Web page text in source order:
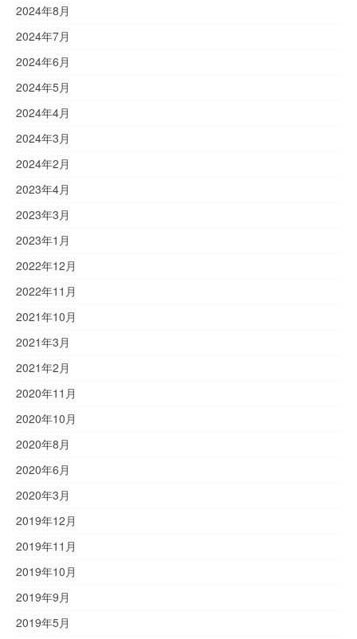
2024年8月
2024年7月
2024年6月
2024年5月
2024年4月
2024年3月
2024年2月
2023年4月
2023年3月
2023年1月
2022年12月
2022年11月
2021年10月
2021年3月
2021年2月
2020年11月
2020年10月
2020年8月
2020年6月
2020年3月
2019年12月
2019年11月
2019年10月
2019年9月
2019年5月